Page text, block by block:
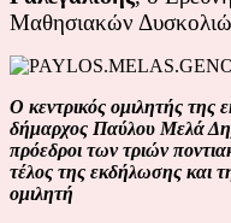
Μαθησιακών
Ο κεντρικός ομιλητής της
δήμαρχος Παύλου Μελά
πρόεδροι των τριών
τέλος της εκδήλωσης και
ομιλητή